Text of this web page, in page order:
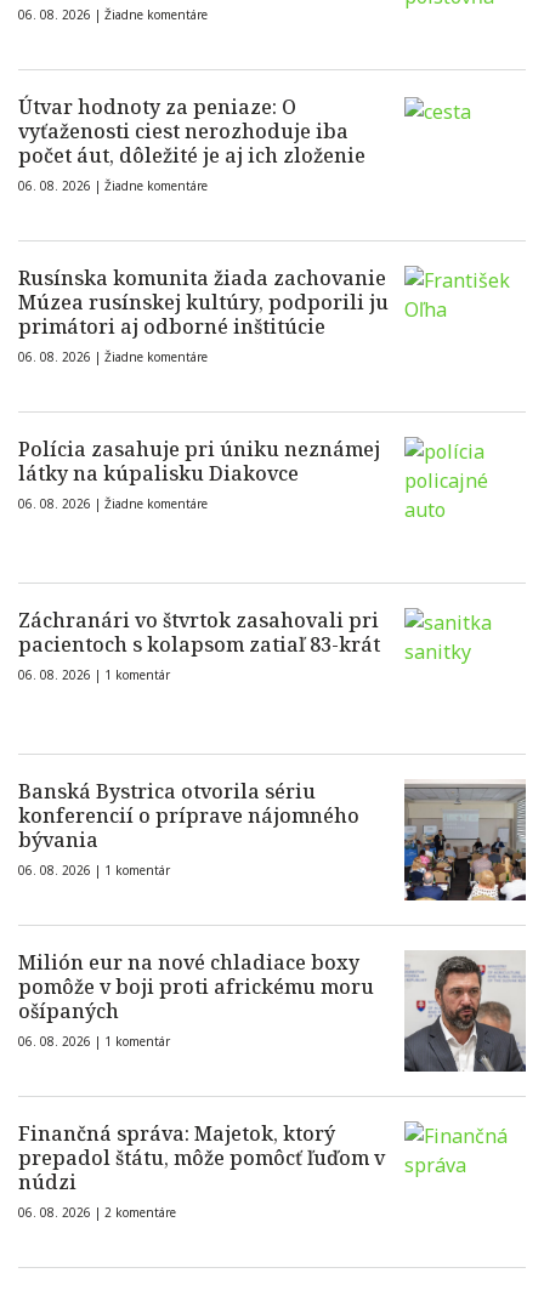
06. 08. 2026 | Žiadne komentáre
Útvar hodnoty za peniaze: O
vyťaženosti ciest nerozhoduje iba
počet áut, dôležité je aj ich zloženie
06. 08. 2026 | Žiadne komentáre
Rusínska komunita žiada zachovanie
Múzea rusínskej kultúry, podporili ju
primátori aj odborné inštitúcie
06. 08. 2026 | Žiadne komentáre
Polícia zasahuje pri úniku neznámej
látky na kúpalisku Diakovce
06. 08. 2026 | Žiadne komentáre
Záchranári vo štvrtok zasahovali pri
pacientoch s kolapsom zatiaľ 83-krát
06. 08. 2026 | 1 komentár
Banská Bystrica otvorila sériu
konferencií o príprave nájomného
bývania
06. 08. 2026 | 1 komentár
Milión eur na nové chladiace boxy
pomôže v boji proti africkému moru
ošípaných
06. 08. 2026 | 1 komentár
Finančná správa: Majetok, ktorý
prepadol štátu, môže pomôcť ľuďom v
núdzi
06. 08. 2026 | 2 komentáre